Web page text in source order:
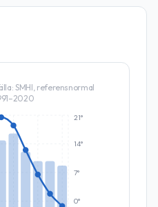
SMHI, referensnormal
0°
7°
14°
21°